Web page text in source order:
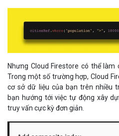
Trong một số trường hợp, Cloud
cơ sở dữ liệu của bạn trên nhiều
bạn hướng tới việc tự động xây
truy vấn cực kỳ đơn giản.